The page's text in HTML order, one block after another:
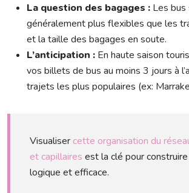
La question des bagages : Les
généralement plus flexibles que les
et la taille des bagages en soute.
L’anticipation : En haute saison
vos billets de bus au moins 3 jours à
trajets les plus populaires (ex:
Visualiser cette organisation du
et capillaires est la clé pour
logique et efficace.